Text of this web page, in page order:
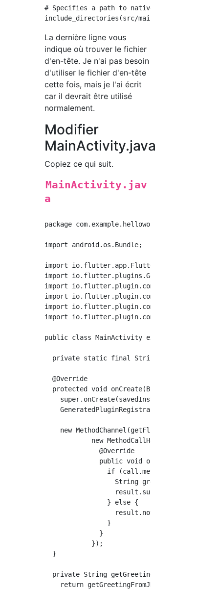
# Specifies a path to native header files.
La dernière ligne vous
indique où trouver le fichier
d'en-tête. Je n'ai pas besoin
d'utiliser le fichier d'en-tête
cette fois, mais je l'ai écrit
car il devrait être utilisé
normalement.
Modifier
MainActivity.java
Copiez ce qui suit.
MainActivity.jav
a
package com.example.helloworld;
import android.os.Bundle;
import io.flutter.app.FlutterActivity;
import
import io.flutter.plugin.common.MethodCall;
import
import
import
public class MainActivity extends
private static final String CHANNEL =
  @Override
protected void onCreate(Bundle
    super.onCreate(savedInstanceState);
new MethodChannel(getFlutterView(),
            new MethodCallHandler() {
              @Override
public void
if
String greeting =
                  result.success(greeting);
                } else {
                  result.notImplemented();
                }
              }
            });
  }
  private String getGreeting() {
    return getGreetingFromJNI();